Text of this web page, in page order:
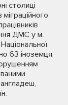
столиці
ДМС у м.
Національної
63 іноземця,